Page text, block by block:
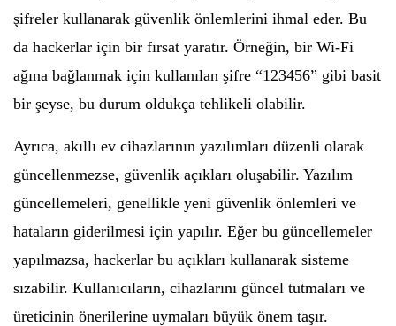
şifreler kullanarak güvenlik önlemlerini ihmal eder. Bu
da hackerlar için bir fırsat yaratır. Örneğin, bir Wi-Fi
ağına bağlanmak için kullanılan şifre “123456” gibi basit
bir şeyse, bu durum oldukça tehlikeli olabilir.
Ayrıca, akıllı ev cihazlarının yazılımları düzenli olarak
güncellenmezse, güvenlik açıkları oluşabilir. Yazılım
güncellemeleri, genellikle yeni güvenlik önlemleri ve
hataların giderilmesi için yapılır. Eğer bu güncellemeler
yapılmazsa, hackerlar bu açıkları kullanarak sisteme
sızabilir. Kullanıcıların, cihazlarını güncel tutmaları ve
üreticinin önerilerine uymaları büyük önem taşır.